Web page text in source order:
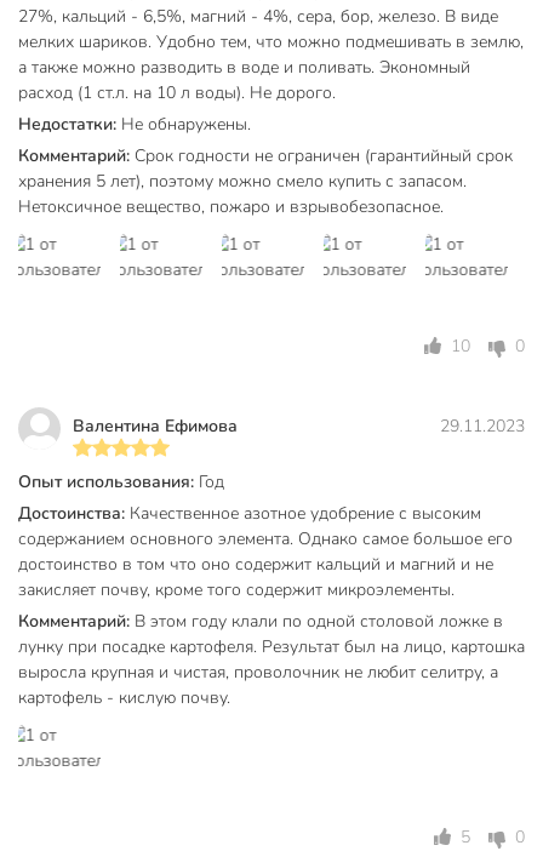
27%, кальций - 6,5%, магний - 4%, сера, бор, железо. В виде
мелких шариков. Удобно тем, что можно подмешивать в землю,
а также можно разводить в воде и поливать. Экономный
расход (1 ст.л. на 10 л воды). Не дорого.
Недостатки: Не обнаружены.
Комментарий: Срок годности не ограничен (гарантийный срок
хранения 5 лет), поэтому можно смело купить с запасом.
Нетоксичное вещество, пожаро и взрывобезопасное.
10 0
Валентина Ефимова 29.11.2023
Опыт использования: Год
Достоинства: Качественное азотное удобрение с высоким
содержанием основного элемента. Однако самое большое его
достоинство в том что оно содержит кальций и магний и не
закисляет почву, кроме того содержит микроэлементы.
Комментарий: В этом году клали по одной столовой ложке в
лунку при посадке картофеля. Результат был на лицо, картошка
выросла крупная и чистая, проволочник не любит селитру, а
картофель - кислую почву.
5 0